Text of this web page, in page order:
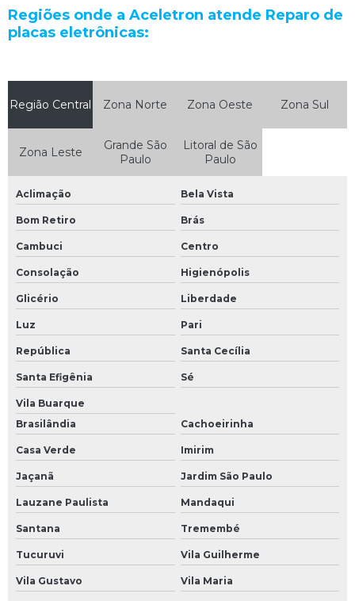
Manutenção de fontes chaveadas
Manutenção de máquinas industriais
Manutenção de placas eletrônicas
Manutenção de plc
Manutenção de sensor
Manutenção de servo motor
Manutenção e reparação de equipamentos eletrônicos e ópticos
Manutenção eletroeletrônica
Manutenção eletronica industrial
Manutenção inversor de frequência
Manutenção módulos eletrônicos
Manutenção preventiva de nobreak
Manutenção preventiva de ups
Manutenção preventiva em inversor
Manutenção preventiva inversor de frequência
Manutenção preventiva servo motor
Manutenção ups
Regiões onde a Aceletron atende Reparo de
placas eletrônicas:
Região Central Zona Norte Zona Oeste Zona Sul
Zona Leste
Grande São
Paulo
Litoral de São
Paulo
Aclimação Bela Vista
Bom Retiro Brás
Cambuci Centro
Consolação Higienópolis
Glicério Liberdade
Luz Pari
República Santa Cecília
Santa Efigênia Sé
Vila Buarque
Brasilândia
Cachoeirinha
Casa Verde Imirim
Jaçanã Jardim São Paulo
Lauzane Paulista Mandaqui
Santana Tremembé
Tucuruvi Vila Guilherme
Vila Gustavo Vila Maria